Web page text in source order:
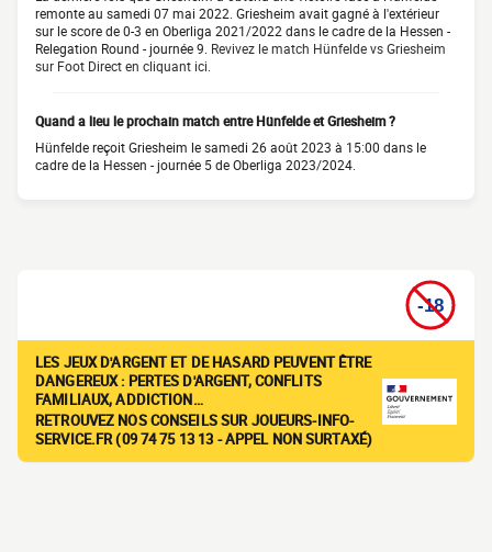
remonte au samedi 07 mai 2022. Griesheim avait gagné à l'extérieur
sur le score de 0-3 en Oberliga 2021/2022 dans le cadre de la Hessen -
Relegation Round - journée 9. Revivez le match Hünfelde vs Griesheim
sur Foot Direct en cliquant ici.
Quand a lieu le prochain match entre Hünfelde et Griesheim ?
Hünfelde reçoit Griesheim le samedi 26 août 2023 à 15:00 dans le
cadre de la Hessen - journée 5 de Oberliga 2023/2024.
LES JEUX D'ARGENT ET DE HASARD PEUVENT ÊTRE
DANGEREUX : PERTES D'ARGENT, CONFLITS
FAMILIAUX, ADDICTION…
RETROUVEZ NOS CONSEILS SUR JOUEURS-INFO-
SERVICE.FR (09 74 75 13 13 - APPEL NON SURTAXÉ)